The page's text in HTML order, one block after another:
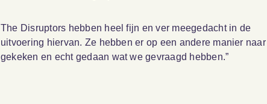
The Disruptors hebben heel fijn en ver meegedacht in de
uitvoering hiervan. Ze hebben er op een andere manier naar
gekeken en echt gedaan wat we gevraagd hebben.”